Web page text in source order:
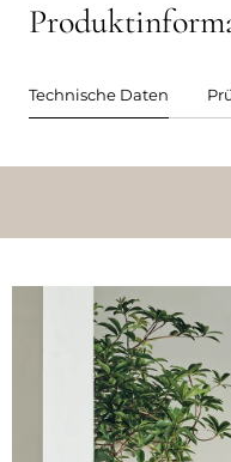
Technische Daten